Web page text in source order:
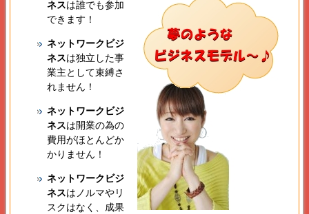
ネスは誰でも参加
できます！
ネットワークビジ
ネスは独立した事
業主として束縛さ
れません！
ネットワークビジ
ネスは開業の為の
費用がほとんどか
かりません！
ネットワークビジ
ネスはノルマやリ
スクはなく、成果